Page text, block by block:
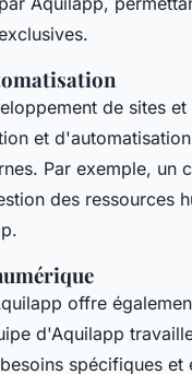
de sites
et
Par exemple, un
des ressources
offre
d'Aquilapp
spécifiques et